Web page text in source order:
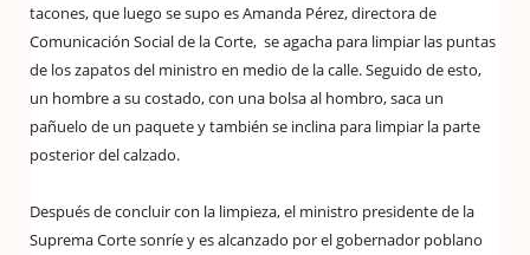
tacones, que luego se supo es Amanda Pérez, directora de
Comunicación Social de la Corte, se agacha para limpiar las puntas
de los zapatos del ministro en medio de la calle. Seguido de esto,
un hombre a su costado, con una bolsa al hombro, saca un
pañuelo de un paquete y también se inclina para limpiar la parte
posterior del calzado.
Después de concluir con la limpieza, el ministro presidente de la
Suprema Corte sonríe y es alcanzado por el gobernador poblano